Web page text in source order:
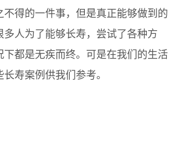
不得的一件事，但是真正能够做到的
多人为了能够长寿，尝试了各种方
下都是无疾而终。可是在我们的生活
寿案例供我们参考。